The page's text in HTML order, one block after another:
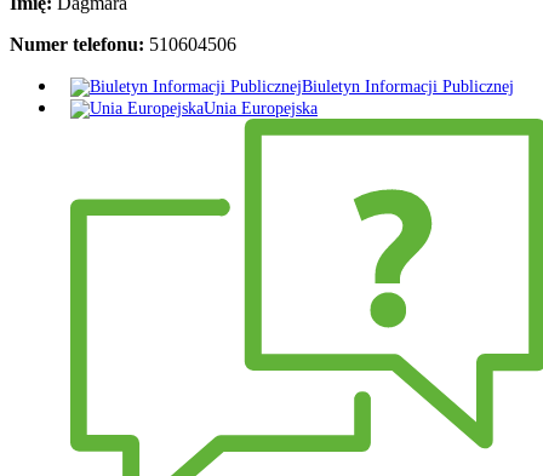
Numer telefonu: 510604506
Biuletyn Informacji Publicznej
Unia Europejska